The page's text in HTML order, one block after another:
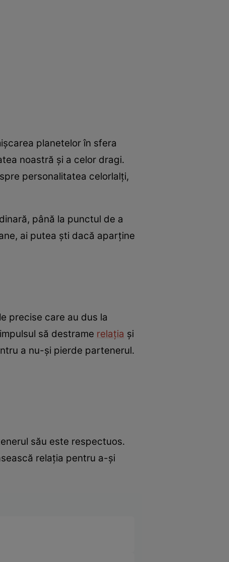
planetelor în sfera
noastră şi a celor dragi.
personalitatea celorlalţi,
până la punctul de a
ai putea ști dacă aparține
precise care au dus la
să destrame relaţia şi
a nu-şi pierde partenerul.
său este respectuos.
relaţia pentru a-şi